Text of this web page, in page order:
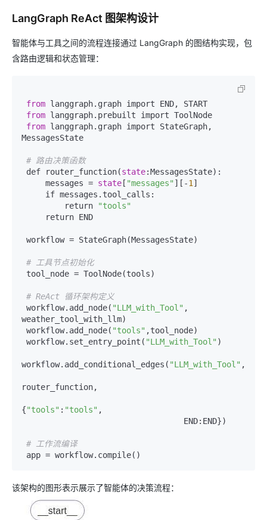
LangGraph ReAct 图架构设计
智能体与工具之间的流程连接通过 LangGraph 的图结构实现，包
含路由逻辑和状态管理：
from langgraph.graph import END, START
from langgraph.prebuilt import ToolNode
from langgraph.graph import StateGraph,
MessagesState
# 路由决策函数
def router_function(state:MessagesState):
     messages =
state [ "messages" ][-1]
         return
"tools"
# 工具节点初始化
# ReAct 循环架构定义
workflow.add_node( "LLM_with_Tool" ,
weather_tool_with_llm)
workflow.add_node( "tools" ,tool_node)
workflow.set_entry_point( "LLM_with_Tool" )
workflow.add_conditional_edges( "LLM_with_Tool" ,
router_function,
{"tools" : "tools" ,
# 工作流编译
该架构的图形表示展示了智能体的决策流程：